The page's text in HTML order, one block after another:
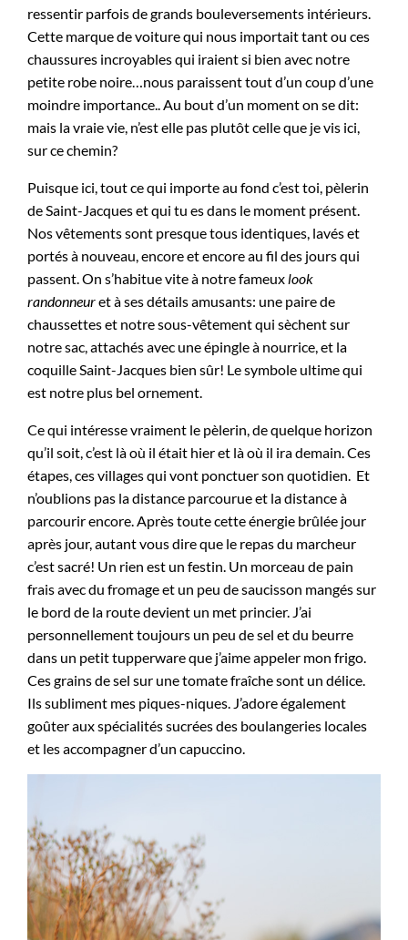
ressentir parfois de grands bouleversements intérieurs.
Cette marque de voiture qui nous importait tant ou ces
chaussures incroyables qui iraient si bien avec notre
petite robe noire…nous paraissent tout d’un coup d’une
moindre importance.. Au bout d’un moment on se dit:
mais la vraie vie, n’est elle pas plutôt celle que je vis ici,
sur ce chemin?
Puisque ici, tout ce qui importe au fond c’est toi, pèlerin
de Saint-Jacques et qui tu es dans le moment présent.
Nos vêtements sont presque tous identiques, lavés et
portés à nouveau, encore et encore au fil des jours qui
passent. On s’habitue vite à notre fameux look
randonneuret à ses détails amusants: une paire de
chaussettes et notre sous-vêtement qui sèchent sur
notre sac, attachés avec une épingle à nourrice, et la
coquille Saint-Jacques bien sûr! Le symbole ultime qui
est notre plus bel ornement.
Ce qui intéresse vraiment le pèlerin, de quelque horizon
qu’il soit, c’est là où il était hier et là où il ira demain. Ces
étapes, ces villages qui vont ponctuer son quotidien. Et
n’oublions pas la distance parcourue et la distance à
parcourir encore. Après toute cette énergie brûlée jour
après jour, autant vous dire que le repas du marcheur
c’est sacré! Un rien est un festin. Un morceau de pain
frais avec du fromage et un peu de saucisson mangés sur
le bord de la route devient un met princier. J’ai
personnellement toujours un peu de sel et du beurre
dans un petit tupperware que j’aime appeler mon frigo.
Ces grains de sel sur une tomate fraîche sont un délice.
Ils subliment mes piques-niques. J’adore également
goûter aux spécialités sucrées des boulangeries locales
et les accompagner d’un capuccino.